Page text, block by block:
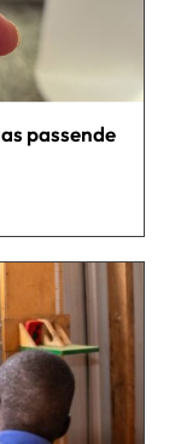
passende